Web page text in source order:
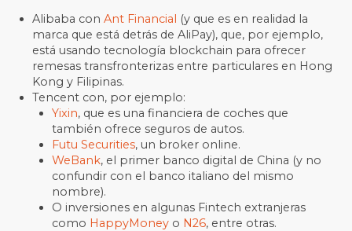
Alibaba conAnt Financial (y que es en realidad la
marca que está detrás de AliPay), que, por ejemplo,
está usando tecnología blockchain para ofrecer
remesas transfronterizas entre particulares en Hong
Kong y Filipinas.
Tencent con, por ejemplo:
Yixin, que es una financiera de coches que
también ofrece seguros de autos.
Futu Securities, un broker online.
WeBank, el primer banco digital de China (y no
confundir con el banco italiano del mismo
nombre).
O inversiones en algunas Fintech extranjeras
como HappyMoney o N26, entre otras.